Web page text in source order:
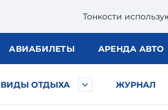
Тонкости
АВИАБИЛЕТЫ АРЕНДА АВТО
ВИДЫ ОТДЫХА ЖУРНАЛ